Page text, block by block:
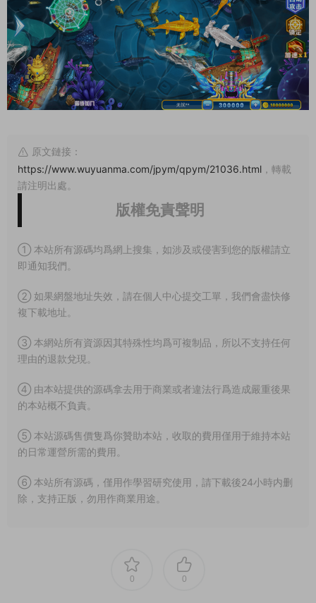
原文鏈接：
https://www.wuyuanma.com/jpym/qpym/21036.html ，轉載
請注明出處。
版權免責聲明
① 本站所有源碼均爲網上搜集，如涉及或侵害到您的版權請立
即通知我們。
② 如果網盤地址失效，請在個人中心提交工單，我們會盡快修
複下載地址。
③ 本網站所有資源因其特殊性均爲可複制品，所以不支持任何
理由的退款兌現。
④ 由本站提供的源碼拿去用于商業或者違法行爲造成嚴重後果
的本站概不負責。
⑤ 本站源碼售價隻爲你贊助本站，收取的費用僅用于維持本站
的日常運營所需的費用。
⑥ 本站所有源碼，僅用作學習研究使用，請下載後24小時内删
除，支持正版，勿用作商業用途。
0 0